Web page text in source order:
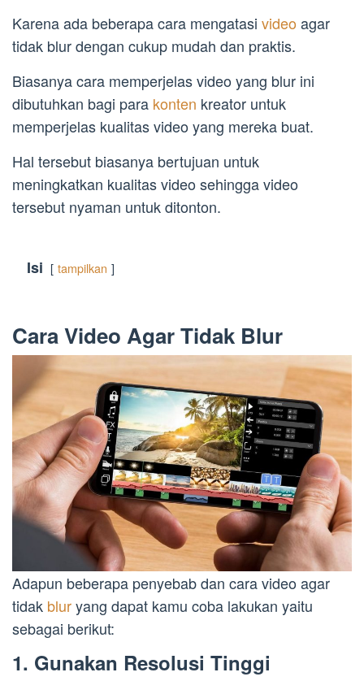
Karena ada beberapa cara mengatasi video agar
tidak blur dengan cukup mudah dan praktis.
Biasanya cara memperjelas video yang blur ini
dibutuhkan bagi para konten kreator untuk
memperjelas kualitas video yang mereka buat.
Hal tersebut biasanya bertujuan untuk
meningkatkan kualitas video sehingga video
tersebut nyaman untuk ditonton.
Isi tampilkan
Cara Video Agar Tidak Blur
Adapun beberapa penyebab dan cara video agar
tidak bluryang dapat kamu coba lakukan yaitu
sebagai berikut:
1. Gunakan Resolusi Tinggi